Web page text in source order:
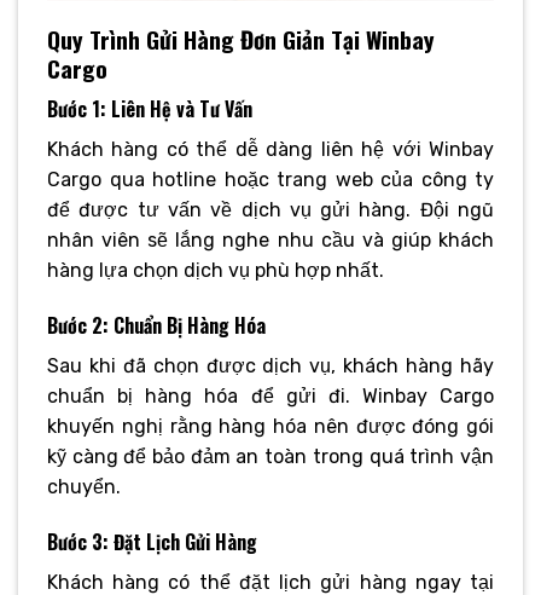
Quy Trình Gửi Hàng Đơn Giản Tại Winbay
Cargo
Bước 1: Liên Hệ và Tư Vấn
Khách hàng có thể dễ dàng liên hệ với Winbay
Cargo qua hotline hoặc trang web của công ty
để được tư vấn về dịch vụ gửi hàng. Đội ngũ
nhân viên sẽ lắng nghe nhu cầu và giúp khách
hàng lựa chọn dịch vụ phù hợp nhất.
Bước 2: Chuẩn Bị Hàng Hóa
Sau khi đã chọn được dịch vụ, khách hàng hãy
chuẩn bị hàng hóa để gửi đi. Winbay Cargo
khuyến nghị rằng hàng hóa nên được đóng gói
kỹ càng để bảo đảm an toàn trong quá trình vận
chuyển.
Bước 3: Đặt Lịch Gửi Hàng
Khách hàng có thể đặt lịch gửi hàng ngay tại